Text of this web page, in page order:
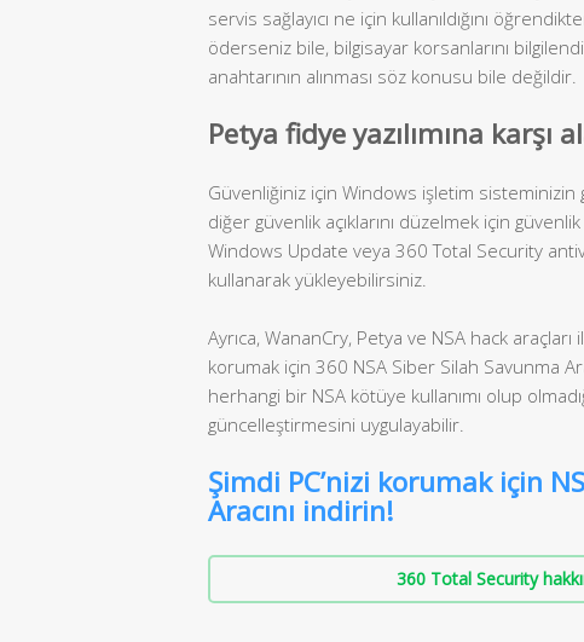
servis sağlayıcı ne için kullanıldığını
öderseniz bile, bilgisayar korsanlarını
anahtarının alınması söz konusu bile değildir.
Petya fidye yazılımına karşı
Güvenliğiniz için Windows işletim
diğer güvenlik açıklarını düzelmek için
Windows Update veya 360 Total Security
kullanarak yükleyebilirsiniz.
Ayrıca, WananCry, Petya ve NSA hack
korumak için 360 NSA Siber Silah Savunma
herhangi bir NSA kötüye kullanımı olup
güncelleştirmesini uygulayabilir.
Şimdi PC’nizi korumak için
Aracını indirin!
360 Total Security